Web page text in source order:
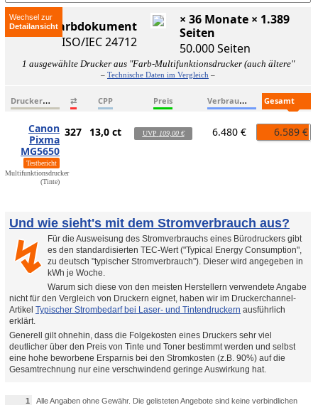
Wechsel zur
ISO-Farbdokument
ISO/IEC 24712
× 36 Monate × 1.389
Seiten
50.000 Seiten
1 ausgewählte Drucker aus "Farb-Multifunktionsdrucker (auch ältere"
– Technische Daten im Vergleich –
D
ruckername ⇄ CPP Preis V
erbrauchsmaterialien
Canon
Pixma
MG5650
Testbericht
Multifunktionsdrucker
(Tinte)
327 13,0 ct UVP 109,00 € 6.480 € 6.589 €
Und wie sieht's mit dem Stromverbrauch aus?
↯
Für die Ausweisung des Stromverbrauchs eines Bürodruckers gibt
es den standardisierten TEC-Wert ("Typical Energy Consumption",
zu deutsch "typischer Stromverbrauch"). Dieser wird angegeben in
kWh je Woche.
Warum sich diese von den meisten Herstellern verwendete Angabe
nicht für den Vergleich von Druckern eignet, haben wir im Druckerchannel-
Artikel Typischer Strombedarf bei Laser- und Tintendruckern ausführlich
erklärt.
Generell gilt ohnehin, dass die Folgekosten eines Druckers sehr viel
deutlicher über den Preis von Tinte und Toner bestimmt werden und selbst
eine hohe beworbene Ersparnis bei den Stromkosten (z.B. 90%) auf die
Gesamtrechnung nur eine verschwindend geringe Auswirkung hat.
1 Alle Angaben ohne Gewähr. Die gelisteten Angebote sind keine verbindlichen